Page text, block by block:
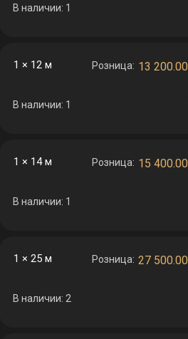
В наличии: 1
1 × 12 м Розница: 13 200.00
В наличии: 1
1 × 14 м Розница: 15 400.00
В наличии: 1
1 × 25 м Розница: 27 500.00
В наличии: 2